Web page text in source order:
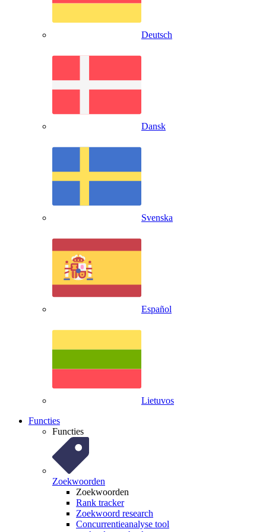
Deutsch
Dansk
Svenska
Español
Lietuvos
Functies
Functies
Zoekwoorden
Zoekwoorden
Rank tracker
Zoekwoord research
Concurrentieanalyse tool